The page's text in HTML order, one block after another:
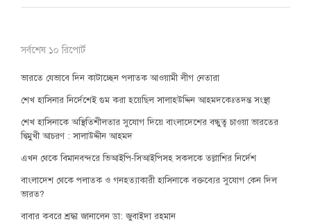
সর্বশেষ ১০ রিপোর্ট
ভারতে যেভাবে দিন কাটাচ্ছেন পলাতক আওয়ামী লীগ নেতারা
শেখ হাসিনার নির্দেশেই গুম করা হয়েছিল সালাহউদ্দিন আহমদকেঃতদন্ত সংস্থা
শেখ হাসিনাকে অস্থিতিশীলতার সুযোগ দিয়ে বাংলাদেশের বন্ধুত্ব চাওয়া ভারতের
দ্বিমুখী আচরণ : সালাউদ্দীন আহমদ
এখন থেকে বিমানবন্দরে ভিআইপি-সিআইপিসহ সকলকে তল্লাশির নির্দেশ
বাংলাদেশ থেকে পলাতক ও গনহত্যাকারী হাসিনাকে বক্তব্যের সুযোগ কেন দিল
ভারত?
বাবার কবরে শ্রদ্ধা জানালেন ডা: জুবাইদা রহমান